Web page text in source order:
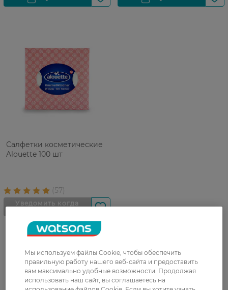
Салфетки косметические
Alouette 100 шт
UA RU
Мы используем файлы Cookie, чтобы обеспечить
правильную работу нашего веб-сайта и предоставить
вам максимально удобные возможности. Продолжая
использовать наш сайт, вы соглашаетесь на